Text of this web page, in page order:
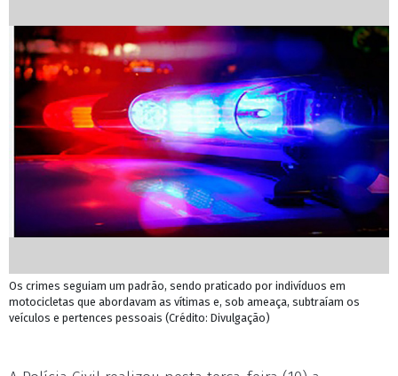
Os crimes seguiam um padrão, sendo praticado por indivíduos em
motocicletas que abordavam as vítimas e, sob ameaça, subtraíam os
veículos e pertences pessoais (Crédito: Divulgação)